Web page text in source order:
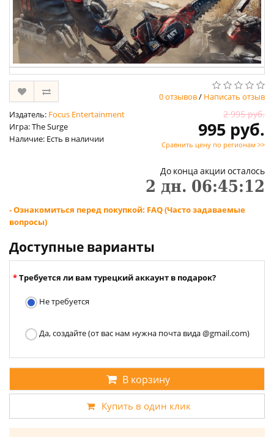
0 отзывов/ Написать отзыв
Издатель: Focus Entertainment
Игра: The Surge
Наличие: Есть в наличии
2 995 руб.
995 руб.
Сравнить цену по регионам >>
До конца акции осталось
2 дн. 06:45:12
- Ознакомиться перед покупкой: FAQ (Часто задаваемые
вопросы)
Доступные варианты
Требуется ли вам турецкий аккаунт в подарок?
Не требуется
Да, создайте (от вас нам нужна почта вида @gmail.com)
В корзину
Купить в один клик